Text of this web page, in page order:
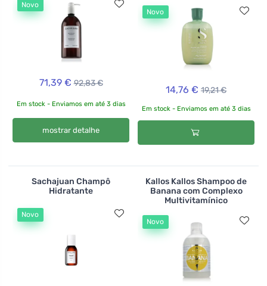
Novo
71,39 € 92,83 €
Em stock - Enviamos em até 3 dias
mostrar detalhe
Novo
14,76 € 19,21 €
Em stock - Enviamos em até 3 dias
Sachajuan Champô
Hidratante
Novo
Kallos Kallos Shampoo de
Banana com Complexo
Multivitamínico
Novo